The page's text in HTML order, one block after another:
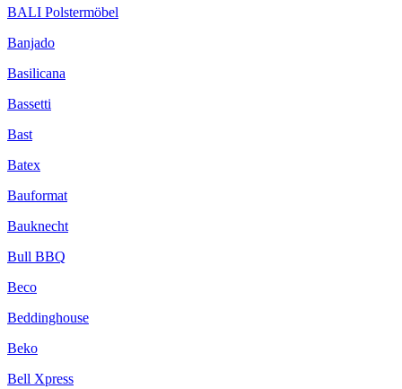
BALI Polstermöbel
Banjado
Basilicana
Bassetti
Bast
Batex
Bauformat
Bauknecht
Bull BBQ
Beco
Beddinghouse
Beko
Bell Xpress